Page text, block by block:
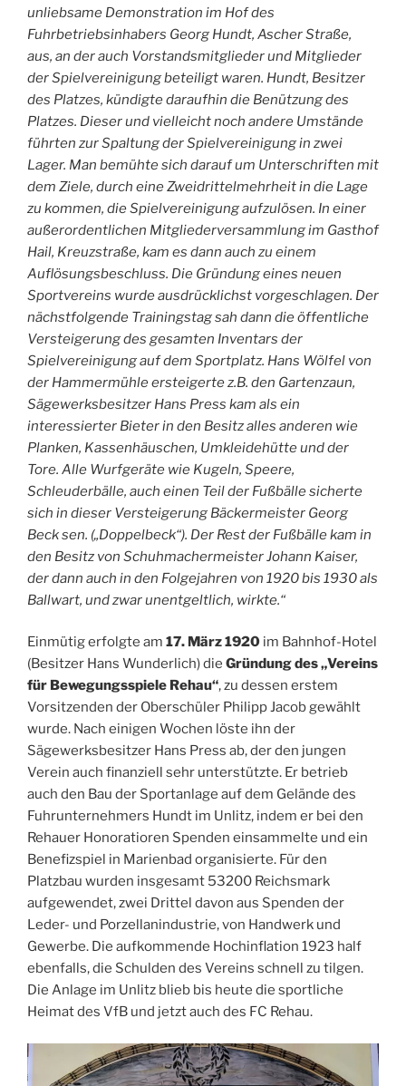
unliebsame Demonstration im Hof des
Fuhrbetriebsinhabers Georg Hundt, Ascher Straße,
aus, an der auch Vorstandsmitglieder und Mitglieder
der Spielvereinigung beteiligt waren. Hundt, Besitzer
des Platzes, kündigte daraufhin die Benützung des
Platzes. Dieser und vielleicht noch andere Umstände
führten zur Spaltung der Spielvereinigung in zwei
Lager. Man bemühte sich darauf um Unterschriften mit
dem Ziele, durch eine Zweidrittelmehrheit in die Lage
zu kommen, die Spielvereinigung aufzulösen. In einer
außerordentlichen Mitgliederversammlung im Gasthof
Hail, Kreuzstraße, kam es dann auch zu einem
Auflösungsbeschluss. Die Gründung eines neuen
Sportvereins wurde ausdrücklichst vorgeschlagen. Der
nächstfolgende Trainingstag sah dann die öffentliche
Versteigerung des gesamten Inventars der
Spielvereinigung auf dem Sportplatz. Hans Wölfel von
der Hammermühle ersteigerte z.B. den Gartenzaun,
Sägewerksbesitzer Hans Press kam als ein
interessierter Bieter in den Besitz alles anderen wie
Planken, Kassenhäuschen, Umkleidehütte und der
Tore. Alle Wurfgeräte wie Kugeln, Speere,
Schleuderbälle, auch einen Teil der Fußbälle sicherte
sich in dieser Versteigerung Bäckermeister Georg
Beck sen. („Doppelbeck“). Der Rest der Fußbälle kam in
den Besitz von Schuhmachermeister Johann Kaiser,
der dann auch in den Folgejahren von 1920 bis 1930 als
Ballwart, und zwar unentgeltlich, wirkte.“
Einmütig erfolgte am 17. März 1920 im Bahnhof-Hotel
(Besitzer Hans Wunderlich) die Gründung des „Vereins
für Bewegungsspiele Rehau“, zu dessen erstem
Vorsitzenden der Oberschüler Philipp Jacob gewählt
wurde. Nach einigen Wochen löste ihn der
Sägewerksbesitzer Hans Press ab, der den jungen
Verein auch finanziell sehr unterstützte. Er betrieb
auch den Bau der Sportanlage auf dem Gelände des
Fuhrunternehmers Hundt im Unlitz, indem er bei den
Rehauer Honoratioren Spenden einsammelte und ein
Benefizspiel in Marienbad organisierte. Für den
Platzbau wurden insgesamt 53200 Reichsmark
aufgewendet, zwei Drittel davon aus Spenden der
Leder- und Porzellanindustrie, von Handwerk und
Gewerbe. Die aufkommende Hochinflation 1923 half
ebenfalls, die Schulden des Vereins schnell zu tilgen.
Die Anlage im Unlitz blieb bis heute die sportliche
Heimat des VfB und jetzt auch des FC Rehau.